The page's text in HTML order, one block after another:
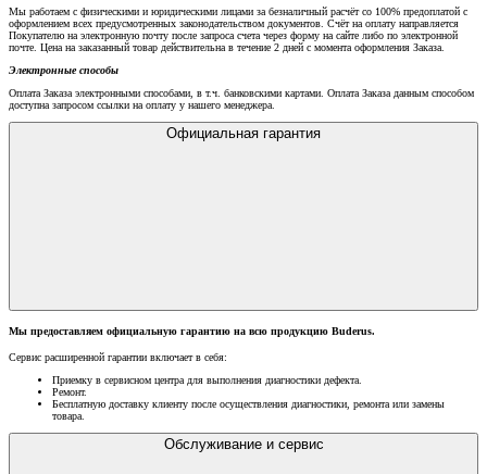
Мы работаем с физическими и юридическими лицами за безналичный расчёт со 100% предоплатой с
оформлением всех предусмотренных законодательством документов. Счёт на оплату направляется
Покупателю на электронную почту после запроса счета через форму на сайте либо по электронной
почте. Цена на заказанный товар действительна в течение 2 дней с момента оформления Заказа.
Электронные способы
Оплата Заказа электронными способами, в т.ч. банковскими картами. Оплата Заказа данным способом
доступна запросом ссылки на оплату у нашего менеджера.
Официальная гарантия
Мы предоставляем официальную гарантию на всю продукцию Buderus.
Сервис расширенной гарантии включает в себя:
Приемку в сервисном центра для выполнения диагностики дефекта.
Ремонт.
Бесплатную доставку клиенту после осуществления диагностики, ремонта или замены
товара.
Обслуживание и сервис